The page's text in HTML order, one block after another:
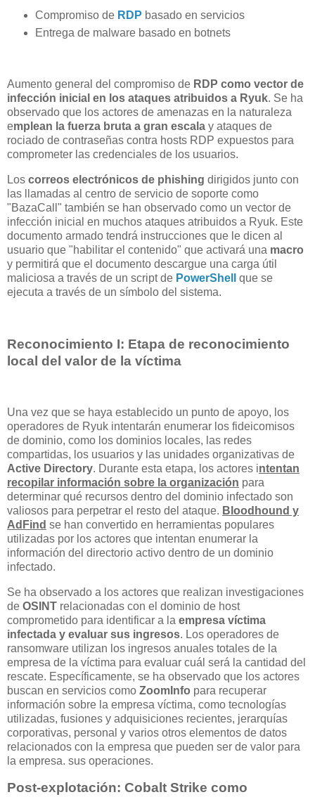
Compromiso de RDP basado en servicios
Entrega de malware basado en botnets
Aumento general del compromiso de RDP como vector de
infección inicial en los ataques atribuidos a Ryuk. Se ha
observado que los actores de amenazas en la naturaleza
emplean la fuerza bruta a gran escala y ataques de
rociado de contraseñas contra hosts RDP expuestos para
comprometer las credenciales de los usuarios.
Los correos electrónicos de phishing dirigidos junto con
las llamadas al centro de servicio de soporte como
"BazaCall" también se han observado como un vector de
infección inicial en muchos ataques atribuidos a Ryuk. Este
documento armado tendrá instrucciones que le dicen al
usuario que "habilitar el contenido" que activará una macro
y permitirá que el documento descargue una carga útil
maliciosa a través de un script de PowerShell
que se
ejecuta a través de un símbolo del sistema.
Reconocimiento I: Etapa de reconocimiento
local del valor de la víctima
Una vez que se haya establecido un punto de apoyo, los
operadores de Ryuk intentarán enumerar los fideicomisos
de dominio, como los dominios locales, las redes
compartidas, los usuarios y las unidades organizativas de
Active Directory. Durante esta etapa, los actores intentan
recopilar información sobre la organización para
determinar qué recursos dentro del dominio infectado son
valiosos para perpetrar el resto del ataque. Bloodhound y
AdFind se han convertido en herramientas populares
utilizadas por los actores que intentan enumerar la
información del directorio activo dentro de un dominio
infectado.
Se ha observado a los actores que realizan investigaciones
de OSINT relacionadas con el dominio de host
comprometido para identificar a la empresa víctima
infectada y evaluar sus ingresos. Los operadores de
ransomware utilizan los ingresos anuales totales de la
empresa de la víctima para evaluar cuál será la cantidad del
rescate. Específicamente, se ha observado que los actores
buscan en servicios como ZoomInfo para recuperar
información sobre la empresa víctima, como tecnologías
utilizadas, fusiones y adquisiciones recientes, jerarquías
corporativas, personal y varios otros elementos de datos
relacionados con la empresa que pueden ser de valor para
la empresa. sus operaciones.
Post-explotación: Cobalt Strike como